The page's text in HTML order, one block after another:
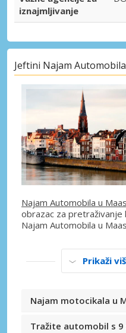
iznajmljivanje
Jeftini Najam
Najam Automobila u
obrazac za
Najam Automobila u
Prikaži
Najam motocikala u
Tražite automobil s